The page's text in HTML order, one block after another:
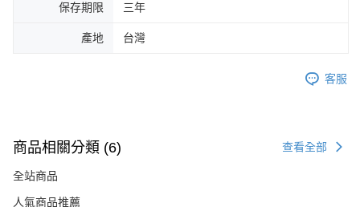
保存期限 三年
產地 台灣
客服
商品相關分類 (6) 查看全部
全站商品
人氣商品推薦